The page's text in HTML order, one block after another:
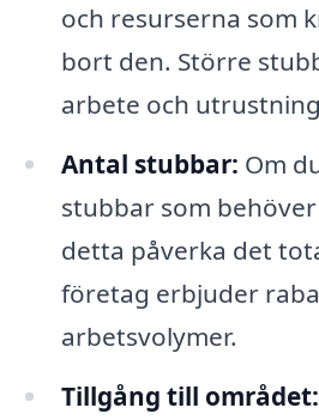
och resurserna som
bort den. Större
arbete och
Antal stubbar: Om
stubbar som
detta påverka det
företag erbjuder
arbetsvolymer.
Tillgång till området: